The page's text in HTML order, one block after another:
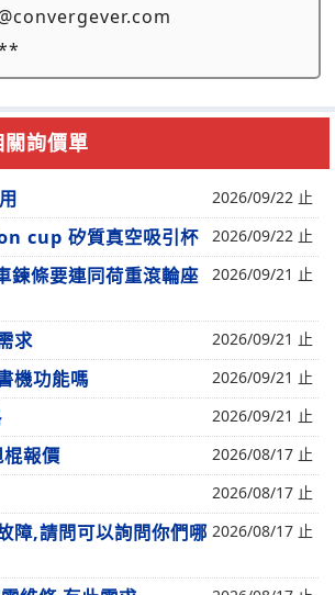
詢價單
2026/09/22 止
cup 矽質真空吸引杯 2026/09/22 止
鍊條要連同荷重滾輪座
2026/09/21 止
求 2026/09/21 止
機功能嗎 2026/09/21 止
2026/09/21 止
報價 2026/08/17 止
2026/08/17 止
障,請問可以詢問你們哪 2026/08/17 止